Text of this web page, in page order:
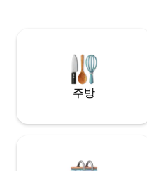
Cabins). - Twin Cabin
You can also enjoy our
주방